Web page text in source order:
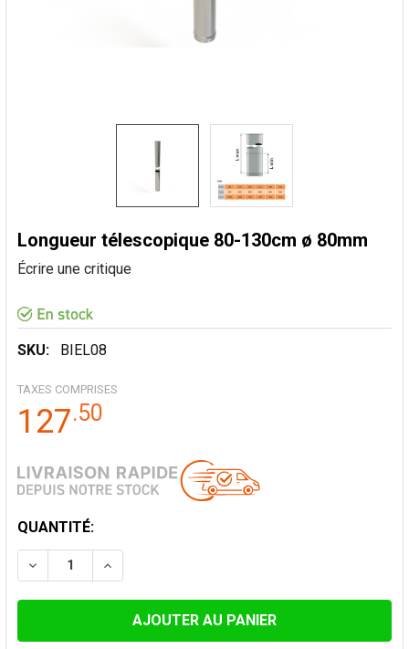
Longueur télescopique 80-130cm ø 80mm
Écrire une critique
SKU: BIEL08
TAXES COMPRISES
127.50
STOCK
ACTUEL:
QUANTITÉ:
DIMINUER LA QUANTITÉ DE LONGUEUR
AUGMENTER LA QUANTITÉ DE LONGUEUR